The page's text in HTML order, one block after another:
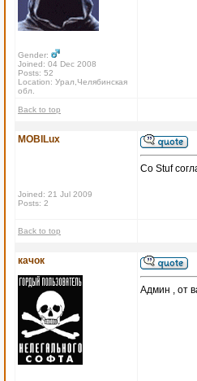
Gender:
Joined: 04 Dec 2008
Posts: 52
Location: Урал,Челябинская
обл.
Back to top
MOBILux
Joined: 21 Jul 2009
Posts: 2
Со Stuf
Back to top
качок
Админ , от